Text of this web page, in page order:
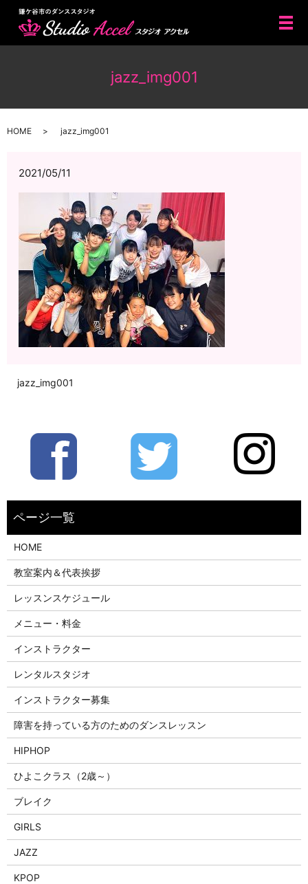
メ
jazz_img001
HOME jazz_img001
2021/05/11
jazz_img001
HOME
教室案内＆代表挨拶
レッスンスケジュール
メニュー・料金
インストラクター
レンタルスタジオ
インストラクター募集
障害を持っている方のためのダンスレッスン
HIPHOP
ひよこクラス（2歳～）
ブレイク
GIRLS
JAZZ
KPOP